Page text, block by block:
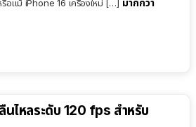
อแม้ iPhone 16 เครื่องใหม่ […] มากกว่า
นไหลระดับ 120 fps สำหรับ